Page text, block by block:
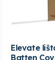
Elevate
Batten